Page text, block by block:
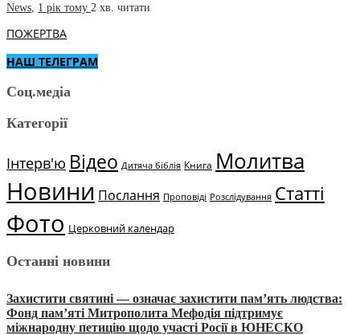
News 1 рік тому 2 хв. читати
ПОЖЕРТВА
НАШ ТЕЛЕГРАМ
Соц.медіа
Категорії
Інтерв'ю Відео Дитяча біблія Книга Молитва
Новини Послання Проповіді Розслідування Статті
Фото Церковний календар
Останні новини
Захистити святині — означає захистити пам’ять людства:
Фонд пам’яті Митрополита Мефодія підтримує
міжнародну петицію щодо участі Росії в ЮНЕСКО